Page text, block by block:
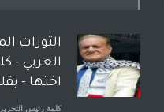
الثورات
العربي -
اختها -
كلمة رئيس التحرير